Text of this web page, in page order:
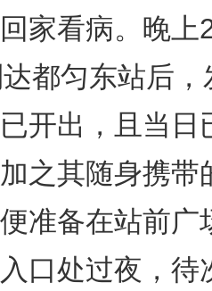
家看病。晚上
都匀东站后，
开出，且当日
之其随身携带
准备在站前广
口处过夜，待